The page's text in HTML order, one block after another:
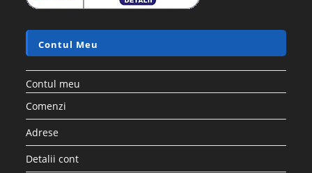
Contul Meu
Contul meu
Comenzi
Adrese
Detalii cont